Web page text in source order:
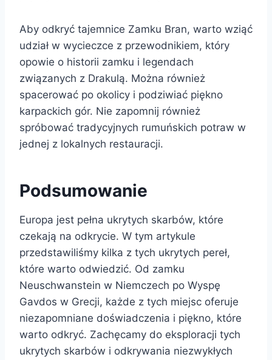
Aby odkryć tajemnice Zamku Bran, warto wziąć
udział w wycieczce z przewodnikiem, który
opowie o historii zamku i legendach
związanych z Drakulą. Można również
spacerować po okolicy i podziwiać piękno
karpackich gór. Nie zapomnij również
spróbować tradycyjnych rumuńskich potraw w
jednej z lokalnych restauracji.
Podsumowanie
Europa jest pełna ukrytych skarbów, które
czekają na odkrycie. W tym artykule
przedstawiliśmy kilka z tych ukrytych pereł,
które warto odwiedzić. Od zamku
Neuschwanstein w Niemczech po Wyspę
Gavdos w Grecji, każde z tych miejsc oferuje
niezapomniane doświadczenia i piękno, które
warto odkryć. Zachęcamy do eksploracji tych
ukrytych skarbów i odkrywania niezwykłych